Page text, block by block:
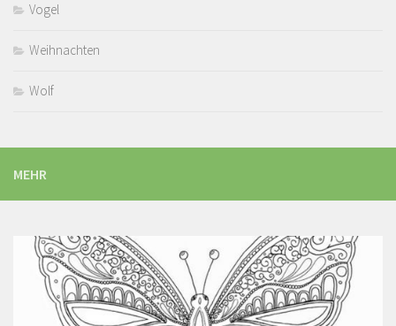
Vogel
Weihnachten
Wolf
MEHR